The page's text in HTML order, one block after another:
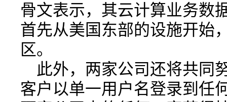
骨文表示，其云计算业务数
首先从美国东部的设施开始
区。
此外，两家公司还将共同
客户以单一用户名登录到任